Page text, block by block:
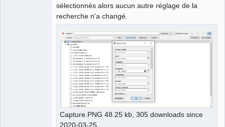
sélectionnés alors aucun autre réglage de la
recherche n'a changé.
Capture.PNG 48.25 kb, 305 downloads since
2020-03-25